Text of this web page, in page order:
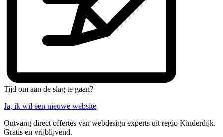
Tijd om aan de slag te gaan?
Ja, ik wil een nieuwe website
Ontvang direct offertes van webdesign experts uit regio Kinderdijk.
Gratis en vrijblijvend.